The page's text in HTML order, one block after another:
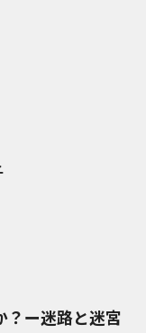
？ー迷路と迷宮